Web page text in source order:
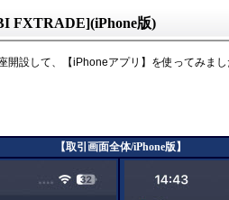
FXTRADE](iPhone版)
開設して、【iPhoneアプリ】を使ってみまし
【取引画面全体/iPhone版】